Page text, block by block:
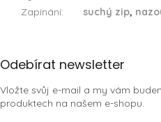
Zapínání: suchý zip,
Z
p
a
Odebírat newsletter
Vložte svůj e-mail a my vám
produktech na našem e-shopu.